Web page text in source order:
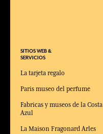
SITIOS WEB &
SERVICIOS
La tarjeta regalo
Paris museo del perfume
Fabricas y museos de la Costa
Azul
La Maison Fragonard Arles